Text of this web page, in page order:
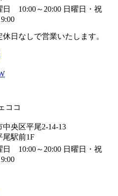
日 10:00～20:00 日曜日・祝
日なしで営業いたします。
ココ
央区平尾2-14-13
尾駅前1F
日 10:00～20:00 日曜日・祝